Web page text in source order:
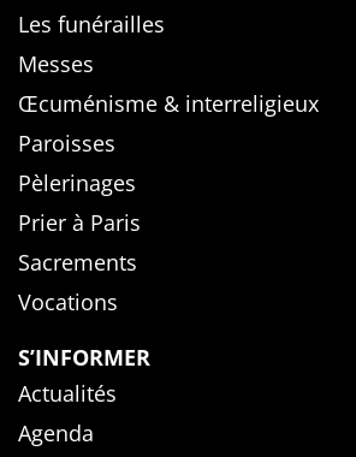
Les funérailles
Messes
Œcuménisme & interreligieux
Paroisses
Pèlerinages
Prier à Paris
Sacrements
Vocations
S’INFORMER
Actualités
Agenda